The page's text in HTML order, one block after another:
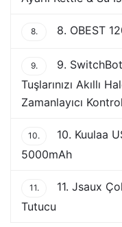
8. 8. OBEST
9.
9.
Tuşlarınızı Akıllı
Zamanlayıcı
10.
10. Kuulaa
5000mAh
11.
11. Jsaux
Tutucu